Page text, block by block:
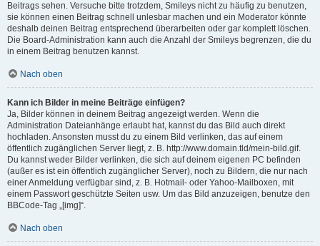
Beitrags sehen. Versuche bitte trotzdem, Smileys nicht zu häufig zu benutzen,
sie können einen Beitrag schnell unlesbar machen und ein Moderator könnte
deshalb deinen Beitrag entsprechend überarbeiten oder gar komplett löschen.
Die Board-Administration kann auch die Anzahl der Smileys begrenzen, die du
in einem Beitrag benutzen kannst.
Nach oben
Kann ich Bilder in meine Beiträge einfügen?
Ja, Bilder können in deinem Beitrag angezeigt werden. Wenn die
Administration Dateianhänge erlaubt hat, kannst du das Bild auch direkt
hochladen. Ansonsten musst du zu einem Bild verlinken, das auf einem
öffentlich zugänglichen Server liegt, z. B. http://www.domain.tld/mein-bild.gif.
Du kannst weder Bilder verlinken, die sich auf deinem eigenen PC befinden
(außer es ist ein öffentlich zugänglicher Server), noch zu Bildern, die nur nach
einer Anmeldung verfügbar sind, z. B. Hotmail- oder Yahoo-Mailboxen, mit
einem Passwort geschützte Seiten usw. Um das Bild anzuzeigen, benutze den
BBCode-Tag „[img]“.
Nach oben